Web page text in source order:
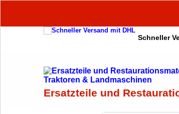
Schneller
Ersatzteile und